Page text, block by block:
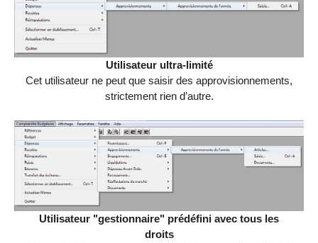
Utilisateur ultra-limité
Cet utilisateur ne peut que saisir des approvisionnements,
strictement rien d’autre.
Utilisateur "gestionnaire" prédéfini avec tous les
droits